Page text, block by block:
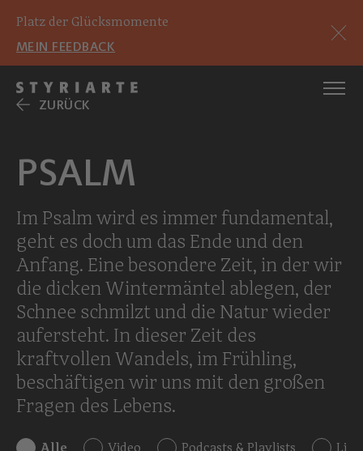
Platz der Glücksmomente
MEIN FEEDBACK
ZURÜCK
PSALM
Im Psalm wird es immer fundamental,
geht es doch um das Ende und den
Anfang. Eine besondere Zeit, in der wir
die dicken Wintermäntel ablegen, der
Schnee schmilzt und die Natur wieder
aufersteht. In dieser Zeit des
kraftvollen Wandels, im Frühling,
beschäftigen wir uns mit den großen
Fragen des Lebens.
Alle Video Podcasts & Playlists